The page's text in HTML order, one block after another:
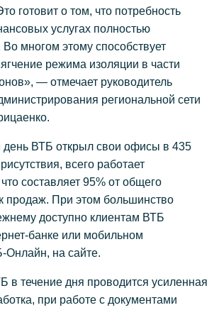
готовит о том, что потребность
услугах полностью
Во многом этому способствует
режима изоляции в части
— отмечает руководитель
региональной сети
день ВТБ открыл свои офисы в 435
всего работает
составляет 95% от общего
продаж. При этом большинство
доступно клиентам ВТБ
банке или мобильном
на сайте.
в течение дня проводится усиленная
при работе с документами